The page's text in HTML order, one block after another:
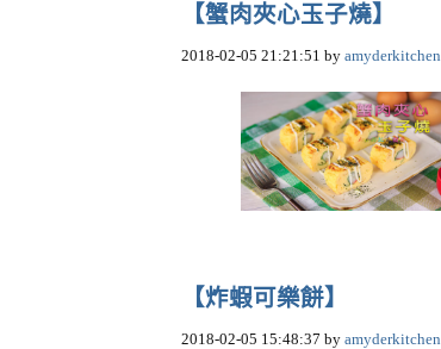
【蟹肉夾心玉子燒】
2018-02-05 21:21:51 by amyderkitchen
【炸蝦可樂餅】
2018-02-05 15:48:37 by amyderkitchen